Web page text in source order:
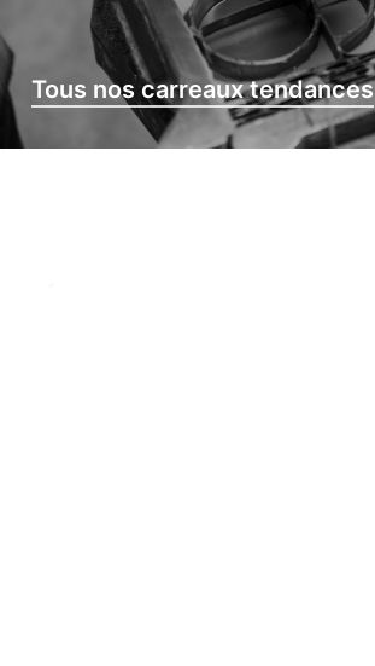
Tous nos carreaux tendances